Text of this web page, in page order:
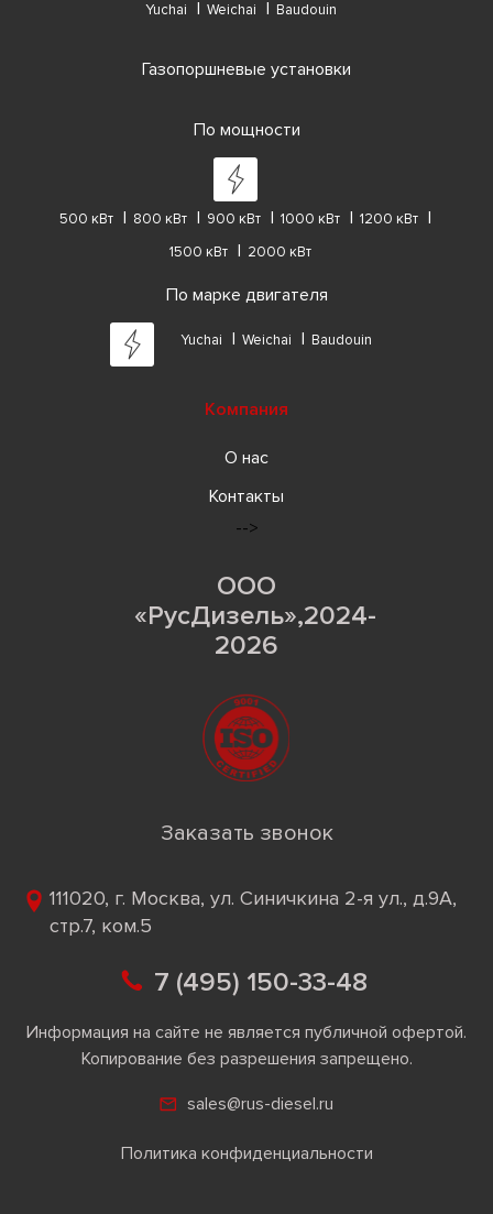
Yuchai
Weichai Baudouin
Газопоршневые установки
По мощности
500 кВт 800 кВт 900 кВт 1000 кВт
1200 кВт
1500 кВт
2000 кВт
По марке двигателя
Yuchai Weichai Baudouin
Компания
О нас
Контакты
-->
ООО
«РусДизель»,2024-
2026
Заказать звонок
111020, г. Москва, ул. Синичкина 2-я ул., д.9А,
стр.7, ком.5
7 (495) 150-33-48
Информация на сайте не является публичной офертой.
Копирование без разрешения запрещено.
sales@rus-diesel.ru
Политика конфиденциальности